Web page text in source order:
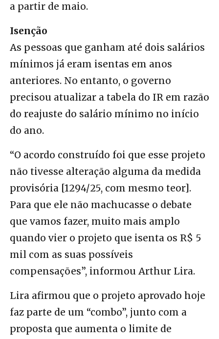
a partir de maio.
Isenção
As pessoas que ganham até dois salários
mínimos já eram isentas em anos
anteriores. No entanto, o governo
precisou atualizar a tabela do IR em razão
do reajuste do salário mínimo no início
do ano.
“O acordo construído foi que esse projeto
não tivesse alteração alguma da medida
provisória [1294/25, com mesmo teor].
Para que ele não machucasse o debate
que vamos fazer, muito mais amplo
quando vier o projeto que isenta os R$ 5
mil com as suas possíveis
compensações”, informou Arthur Lira.
Lira afirmou que o projeto aprovado hoje
faz parte de um “combo”, junto com a
proposta que aumenta o limite de